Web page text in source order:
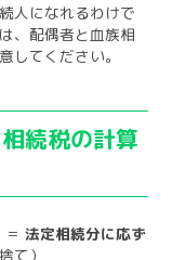
人になれるわけで
、配偶者と血族相
してください。
続税の計算
法定相続分に応ず
て）